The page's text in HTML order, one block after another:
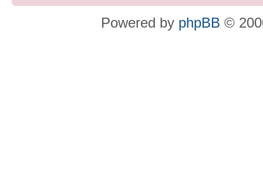
Powered by phpBB ©